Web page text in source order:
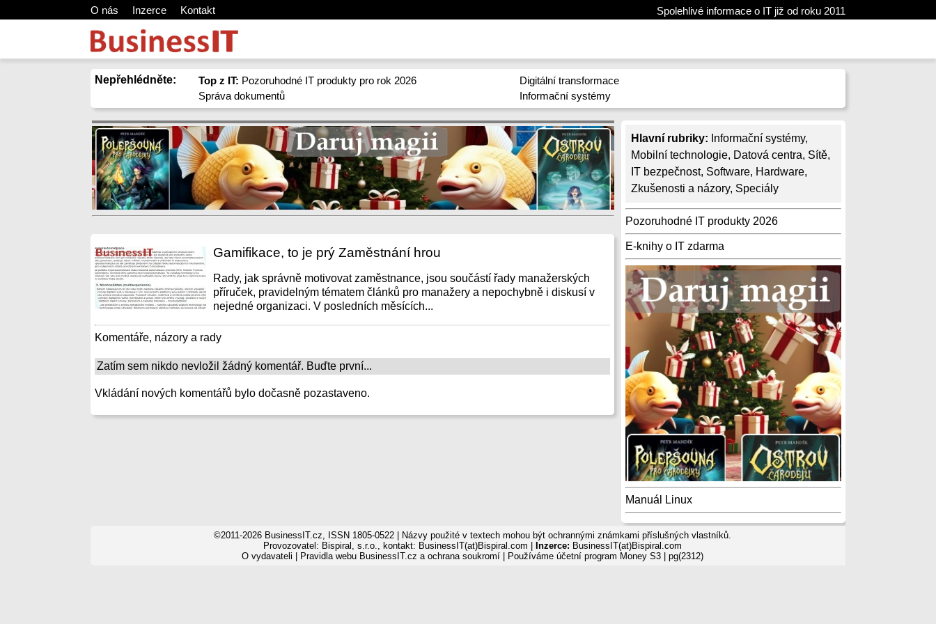
O nás Inzerce Kontakt Spolehlivé informace o IT již od roku 2011
Nepřehlédněte: Top z IT: Pozoruhodné IT produkty pro rok 2026
Správa dokumentů
Digitální transformace
Informační systémy
Hlavní rubriky: Informační systémy,
Mobilní technologie, Datová centra, Sítě,
IT bezpečnost, Software, Hardware,
Zkušenosti a názory, Speciály
Pozoruhodné IT produkty 2026
E-knihy o IT zdarma
Manuál Linux
Gamifikace, to je prý Zaměstnání hrou
Rady, jak správně motivovat zaměstnance, jsou součástí řady manažerských
příruček, pravidelným tématem článků pro manažery a nepochybně i diskusí v
nejedné organizaci. V posledních měsících...
Komentáře, názory a rady
Zatím sem nikdo nevložil žádný komentář. Buďte první...
Vkládání nových komentářů bylo dočasně pozastaveno.
©2011-2026 BusinessIT.cz, ISSN 1805-0522 | Názvy použité v textech mohou být ochrannými známkami příslušných vlastníků.
Provozovatel: Bispiral, s.r.o., kontakt: BusinessIT(at)Bispiral.com |
Inzerce: BusinessIT(at)Bispiral.com
O vydavateli
Pravidla webu BusinessIT.cz a ochrana soukromí| Používáme účetní program Money S3| pg(2312)